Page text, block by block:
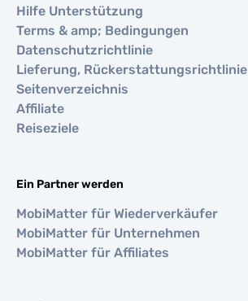
Hilfe Unterstützung
Terms & amp; Bedingungen
Datenschutzrichtlinie
Lieferung, Rückerstattungsrichtlinie
Seitenverzeichnis
Affiliate
Reiseziele
Ein Partner werden
MobiMatter für Wiederverkäufer
MobiMatter für Unternehmen
MobiMatter für Affiliates